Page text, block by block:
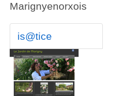
Marignyenorxois
is@tice